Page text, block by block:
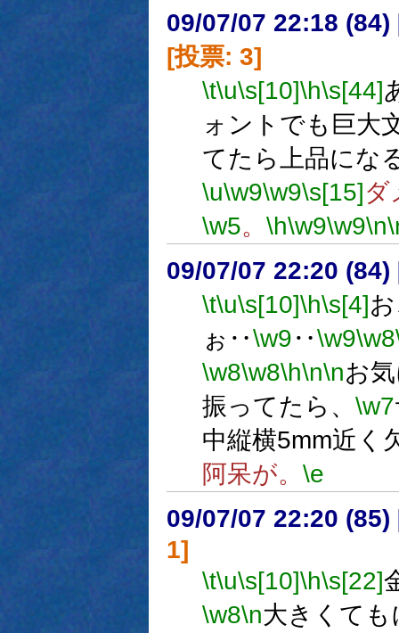
09/07/07 22:18 (84)
[投票: 3]
\t\u\s[10]\h\s[44]
ォントでも巨大
てたら上品にな
\u\w9\w9\s[15]
\w5。 \h\w9\w9\n
09/07/07 22:20 (84)
\t\u\s[10]\h\s[4]
ぉ‥\w9‥\w9\w8
\w8\w8\h\n\nお
振ってたら、 \w7
中縦横5mm近く
阿呆が。 \e
09/07/07 22:20 (85)
1]
\t\u\s[10]\h\s[22]
\w8\n大きくて